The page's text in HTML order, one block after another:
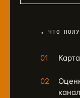
↳ ЧТО
01
02